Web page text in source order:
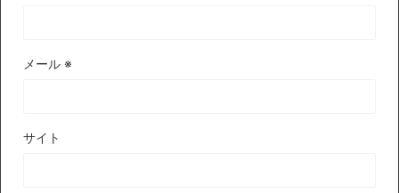
メール ※
サイト